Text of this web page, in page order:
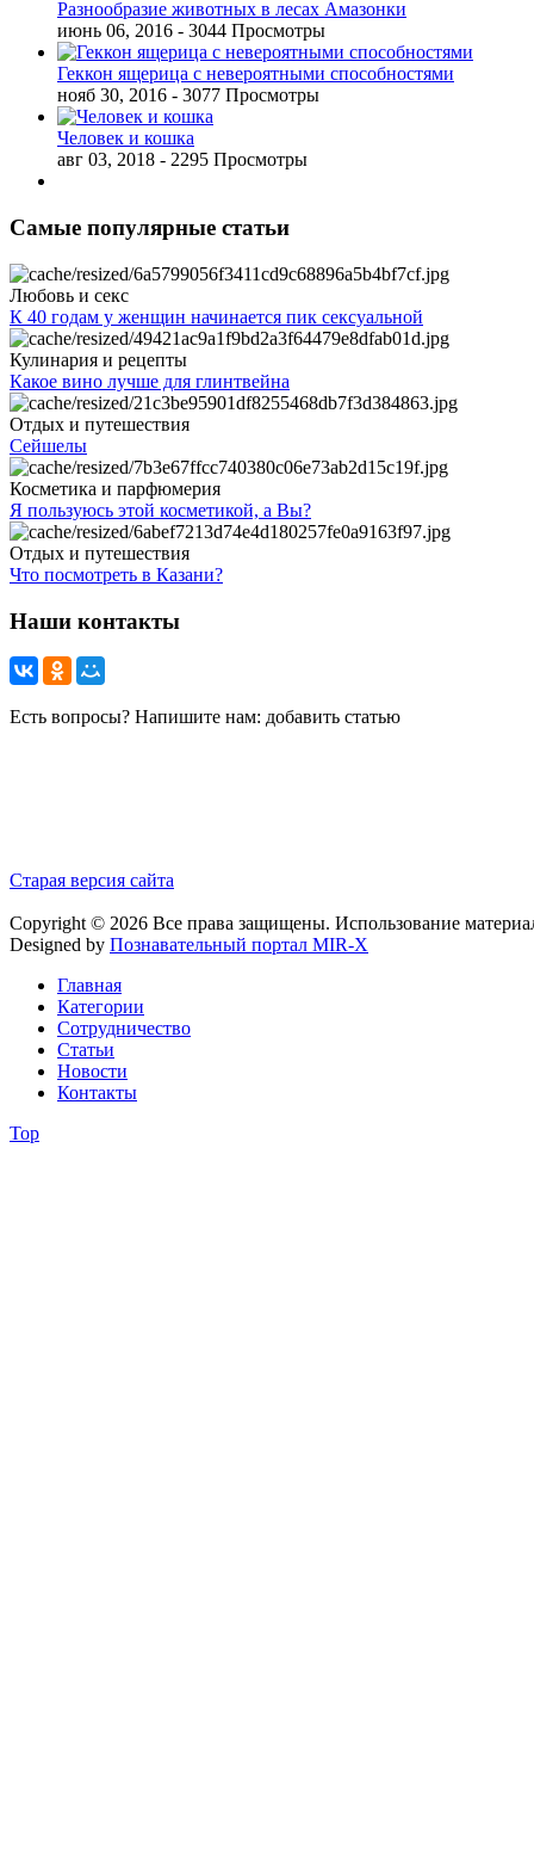
Разнообразие животных в лесах Амазонки
июнь 06, 2016 - 3044 Просмотры
Геккон ящерица с невероятными способностями
нояб 30, 2016 - 3077 Просмотры
Человек и кошка
авг 03, 2018 - 2295 Просмотры
Самые популярные статьи
Любовь и секс
К 40 годам у женщин начинается пик сексуальной
Кулинария и рецепты
Какое вино лучше для глинтвейна
Отдых и путешествия
Сейшелы
Косметика и парфюмерия
Я пользуюсь этой косметикой, а Вы?
Отдых и путешествия
Что посмотреть в Казани?
Наши контакты
Есть вопросы? Напишите нам: добавить статью
Старая версия сайта
Copyright © 2026 Все права защищены. Использование
Designed by Познавательный портал MIR-X
Главная
Категории
Сотрудничество
Статьи
Новости
Контакты
Top